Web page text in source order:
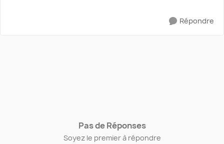
Répondre
Pas de Réponses
Soyez le premier à répondre